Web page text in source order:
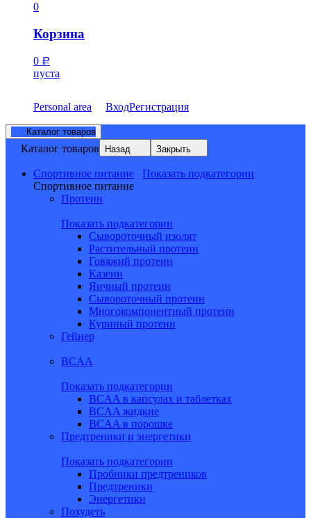
0
Корзина
0 Р
пуста
Personal area ВходРегистрация
Каталог товаров
Каталог товаров Назад Закрыть
Спортивное питание
Показать подкатегории
Спортивное питание
Протеин
Показать подкатегории
Сывороточный изолят
Растительный протеин
Говяжий протеин
Казеин
Яичный протеин
Сывороточный протеин
Многокомпонентный протеин
Куриный протеин
Гейнер
BCAA
Показать подкатегории
BCAA в капсулах и таблетках
BCAA жидкие
BCAA в порошке
Предтреники и энергетики
Показать подкатегории
Пробники предтреников
Предтреники
Энергетики
Похудеть